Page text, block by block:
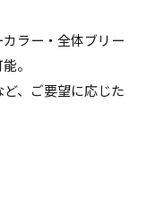
ラー・全体ブリー
。
ど、ご要望に応じた